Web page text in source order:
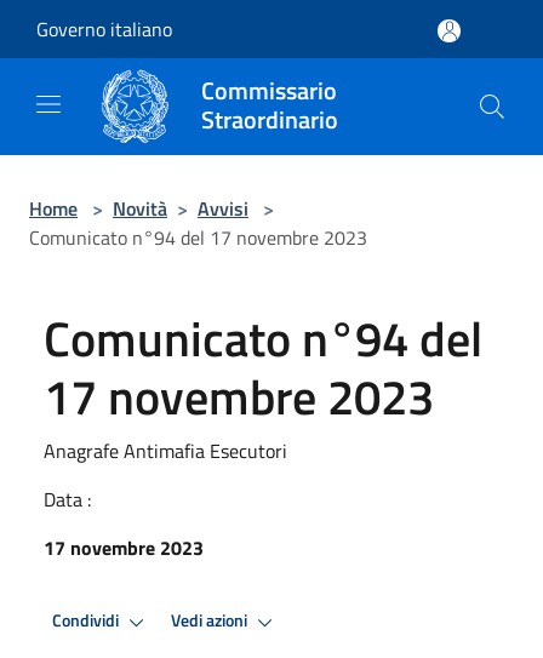
Governo italiano
Commissario
Straordinario
Home > Novità > Avvisi >
Comunicato n°94 del 17 novembre 2023
Comunicato n°94 del
17 novembre 2023
Anagrafe Antimafia Esecutori
Data :
17 novembre 2023
Condividi Vedi azioni